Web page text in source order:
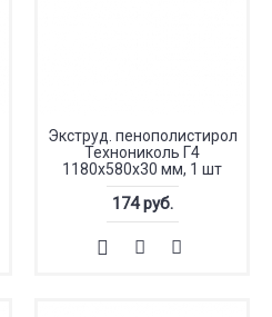
Экструд. пенополистирол
Технониколь Г4
1180х580х30 мм, 1 шт
174 руб.